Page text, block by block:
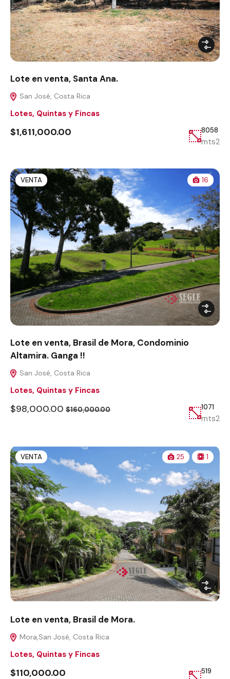
Lote en venta, Santa Ana.
San José, Costa Rica
Lotes, Quintas y Fincas
$1,611,000.00 8058
mts2
VENTA 16
Lote en venta, Brasil de Mora, Condominio
Altamira. Ganga !!
San José, Costa Rica
Lotes, Quintas y Fincas
$98,000.00 $160,000.00 1071
mts2
VENTA 25 1
Lote en venta, Brasil de Mora.
Mora,San José, Costa Rica
Lotes, Quintas y Fincas
$110,000.00 519